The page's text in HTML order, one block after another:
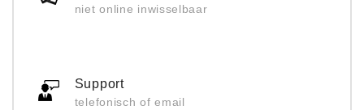
niet online inwisselbaar
Support
telefonisch of email